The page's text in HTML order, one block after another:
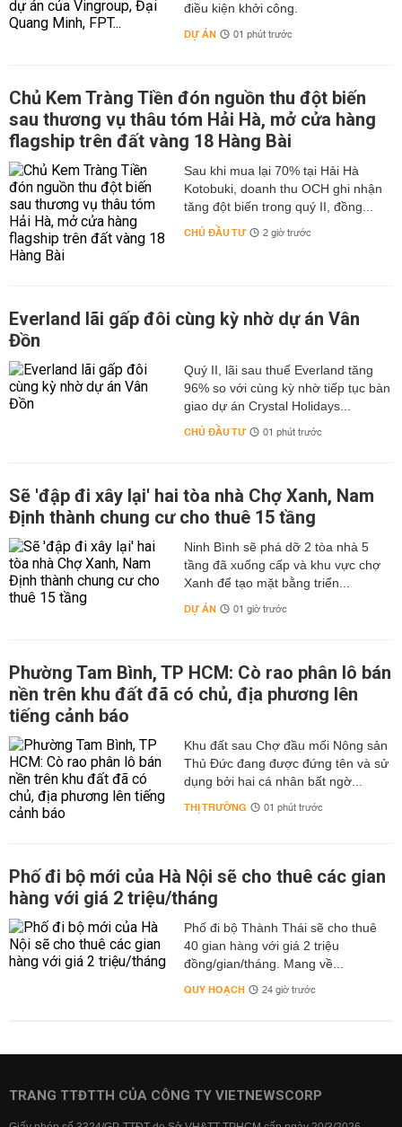
điều kiện khởi công.
DỰ ÁN 01 phút trước
Chủ Kem Tràng Tiền đón nguồn thu đột biến
sau thương vụ thâu tóm Hải Hà, mở cửa hàng
flagship trên đất vàng 18 Hàng Bài
Sau khi mua lại 70% tại Hải Hà
Kotobuki, doanh thu OCH ghi nhận
tăng đột biến trong quý II, đồng...
CHỦ ĐẦU TƯ 2 giờ trước
Everland lãi gấp đôi cùng kỳ nhờ dự án Vân
Đồn
Quý II, lãi sau thuế Everland tăng
96% so với cùng kỳ nhờ tiếp tục bàn
giao dự án Crystal Holidays...
CHỦ ĐẦU TƯ 01 phút trước
Sẽ 'đập đi xây lại' hai tòa nhà Chợ Xanh, Nam
Định thành chung cư cho thuê 15 tầng
Ninh Bình sẽ phá dỡ 2 tòa nhà 5
tầng đã xuống cấp và khu vực chợ
Xanh để tạo mặt bằng triển...
DỰ ÁN 01 giờ trước
Phường Tam Bình, TP HCM: Cò rao phân lô bán
nền trên khu đất đã có chủ, địa phương lên
tiếng cảnh báo
Khu đất sau Chợ đầu mối Nông sản
Thủ Đức đang được đứng tên và sử
dụng bởi hai cá nhân bất ngờ...
THỊ TRƯỜNG 01 phút trước
Phố đi bộ mới của Hà Nội sẽ cho thuê các gian
hàng với giá 2 triệu/tháng
Phố đi bộ Thành Thái sẽ cho thuê
40 gian hàng với giá 2 triệu
đồng/gian/tháng. Mang về...
QUY HOẠCH 24 giờ trước
TRANG TTĐTTH CỦA CÔNG TY VIETNEWSCORP